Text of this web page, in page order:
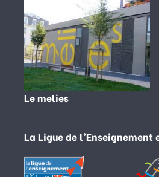
Le melies
La Ligue de l’Enseignement